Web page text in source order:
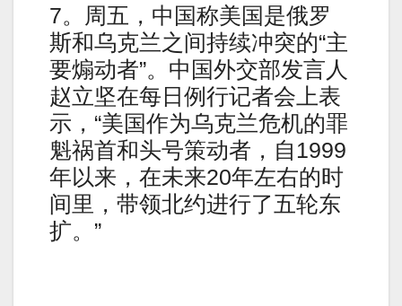
7。周五，中国称美国是俄罗
斯和乌克兰之间持续冲突的“主
要煽动者”。中国外交部发言人
赵立坚在每日例行记者会上表
示，“美国作为乌克兰危机的罪
魁祸首和头号策动者，自1999
年以来，在未来20年左右的时
间里，带领北约进行了五轮东
扩。”